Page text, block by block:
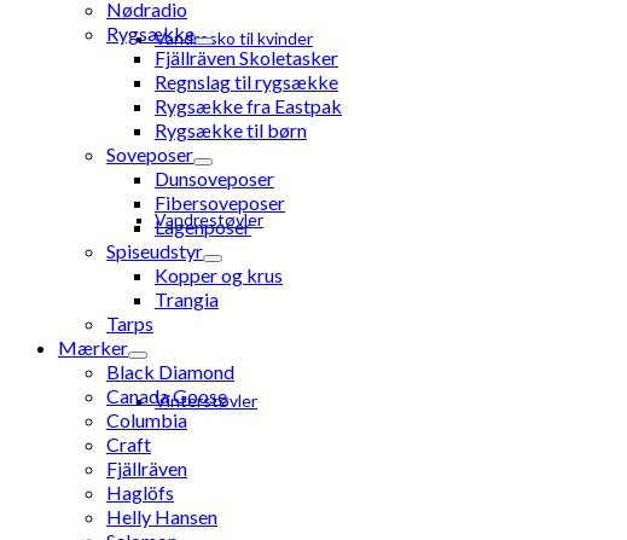
Vandresko til kvinder
Vandrestøvler
Vinterstøvler
Nødradio
Rygsække
Fjällräven Skoletasker
Regnslag til rygsække
Rygsække fra Eastpak
Rygsække til børn
Soveposer
Dunsoveposer
Fibersoveposer
Lagenposer
Spiseudstyr
Kopper og krus
Trangia
Tarps
Mærker
Black Diamond
Canada Goose
Columbia
Craft
Fjällräven
Haglöfs
Helly Hansen